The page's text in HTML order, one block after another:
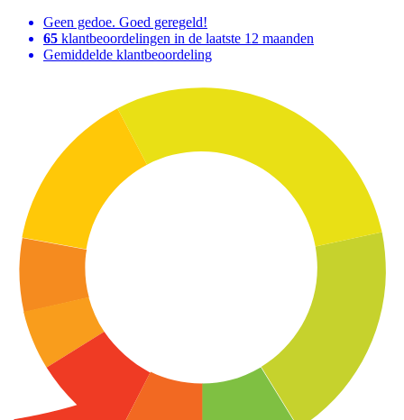
Geen gedoe. Goed geregeld!
65 klantbeoordelingen in de laatste 12 maanden
Gemiddelde klantbeoordeling